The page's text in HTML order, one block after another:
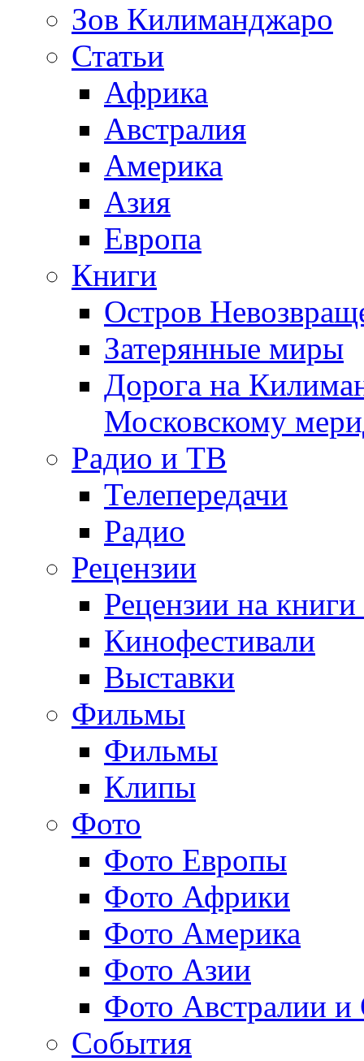
Зов Килиманджаро
Статьи
Африка
Австралия
Америка
Азия
Европа
Книги
Остров
Затерянные миры
Дорога на
Московскому
Радио и ТВ
Телепередачи
Радио
Рецензии
Рецензии на
Кинофестивали
Выставки
Фильмы
Фильмы
Клипы
Фото
Фото Европы
Фото Африки
Фото Америка
Фото Азии
Фото Австралии и
События